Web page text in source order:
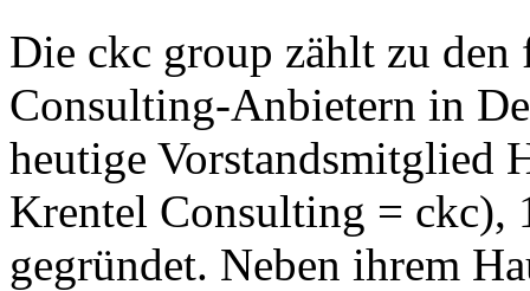
Die ckc group zählt zu den
Consulting-Anbietern in
heutige Vorstandsmitglied
Krentel Consulting = ckc),
gegründet. Neben ihrem